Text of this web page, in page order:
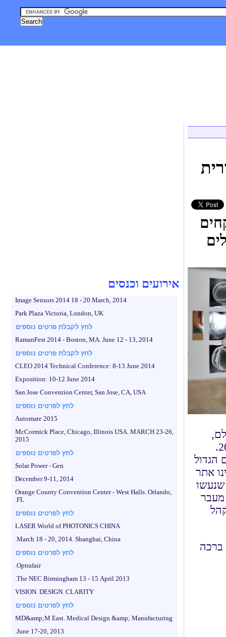
אירועים וכנסים
Image Sensors 2014 18 - 20 March, 2014
Park Plaza Victoria, London, UK
לחץ לקבלת פרטים נוספים
RamanFest 2014 - Boston, MA. June 12 - 13, 2014
לחץ לקבלת פרטים נוספים
CLEO 2014 Technical Conference: 8-13 June 2014
Exposition: 10-12 June 2014
San Jose Convention Center, San Jose, CA, USA
לחץ לפרטים נוספים
Automate 2015
McCormick Place, Chicago, Illinois USA. MARCH 23-26,
2015
לחץ לפרטים נוספים
Solar Power - Gen
December 9-11, 2014
Orange County Convention Center - West Halls. Orlando,
FL.
לחץ לפרטים נוספים
LASER World of PHOTONICS CHINA
March 18 - 20, 2014. Shanghai, China.
לחץ לפרטים נוספים
Optrafair.
The NEC Birmingham 13 - 15 April 2013.
VISION. DESIGN. CLARITY
לחץ לפרטים נוספים
MD&amp;M East. Medical Design &amp; Manufacturing
June 17-20, 2013.
מוקדשת למערות נחל מערות, תוצג באוניברסיטת חיפה עד 31 ביולי 2013.
הגדול
אתר
שנעשו
מעבר
ברכה